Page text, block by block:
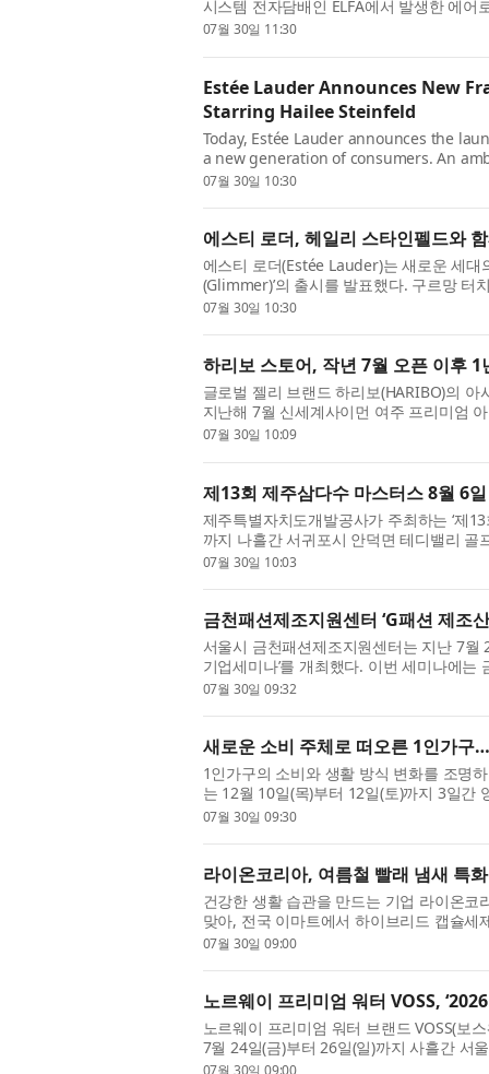
시스템 전자담배인 ELFA에서 발생한 에
히 낮은 수준인 것으로 나타났다. 이 연구
07월 30일 11:30
Estée Lauder Announces New
Starring Hailee Steinfeld
Today, Estée Lauder announces the
a new generation of consumers. An
transforms the power of everyday
07월 30일 10:30
에스티 로더, 헤일리 스타인펠드와
에스티 로더(Estée Lauder)는 새로운 세대
(Glimmer)’의 출시를 발표했다. 구르망 터
기쁨과 희망, 유대감의 순간을 의미하는 ‘
07월 30일 10:30
하리보 스토어, 작년 7월 오픈 이후
글로벌 젤리 브랜드 하리보(HARIBO)의 아
지난해 7월 신세계사이먼 여주 프리미엄
만4000여 명, 월평균 방문객 4만7000여
07월 30일 10:09
제13회 제주삼다수 마스터스 8월 6
제주특별자치도개발공사가 주최하는 ‘제
까지 나흘간 서귀포시 안덕면 테디밸리
8000만원 규모로 개최되는 이번 대회는
07월 30일 10:03
금천패션제조지원센터 ‘G패션 제조
서울시 금천패션제조지원센터는 지난 7월
기업세미나’를 개최했다. 이번 세미나에
션협회, 서울의류협회 등 주요 기관 관계
07월 30일 09:32
새로운 소비 주체로 떠오른 1인가구
1인가구의 소비와 생활 방식 변화를 조명
는 12월 10일(목)부터 12일(토)까지 3일간
나답게’를 슬로건으로 내걸고, 한 사람의
07월 30일 09:30
라이온코리아, 여름철 빨래 냄새 특
건강한 생활 습관을 만드는 기업 라이온
맞아, 전국 이마트에서 하이브리드 캡슐세
라이온코리아는 실내건조에 특화된 ‘비트
07월 30일 09:00
노르웨이 프리미엄 워터 VOSS,
노르웨이 프리미엄 워터 브랜드 VOSS(보
7월 24일(금)부터 26일(일)까지 사흘간 서
릿쇼’에 공식 생수 스폰서로 참가했다. ‘서